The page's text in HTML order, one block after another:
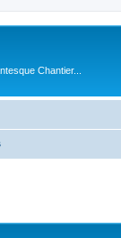
Chantier...